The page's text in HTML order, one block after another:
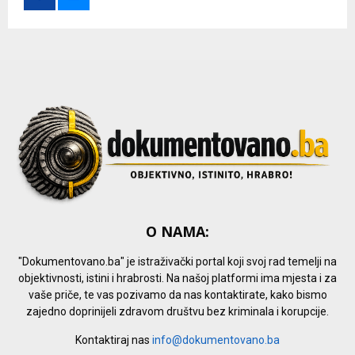
r
O NAMA:
"Dokumentovano.ba" je istraživački portal koji svoj rad temelji na
objektivnosti, istini i hrabrosti. Na našoj platformi ima mjesta i za
vaše priče, te vas pozivamo da nas kontaktirate, kako bismo
zajedno doprinijeli zdravom društvu bez kriminala i korupcije.
Kontaktiraj nas info@dokumentovano.ba